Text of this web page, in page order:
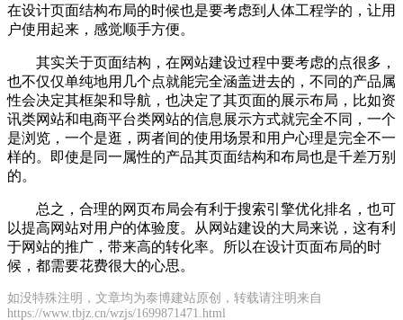
在设计页面结构布局的时候也是要考虑到人体工程学的，让用
户使用起来，感觉顺手方便。
其实关于页面结构，在网站建设过程中要考虑的点很多，
也不仅仅单纯地用几个点就能完全涵盖进去的，不同的产品属
性会决定其框架和导航，也决定了其页面的展示布局，比如资
讯类网站和电商平台类网站的信息展示方式就完全不同，一个
是浏览，一个是逛，两者间的使用场景和用户心理是完全不一
样的。即使是同一属性的产品其页面结构和布局也是千差万别
的。
总之，合理的网页布局会有利于搜索引擎优化排名，也可
以提高网站对用户的体验度。从网站建设的大局来说，这有利
于网站的推广，带来高的转化率。所以在设计页面布局的时
候，都需要花费很大的心思。
如没特殊注明，文章均为泰博建站原创，转载请注明来自
https://www.tbjz.cn/wzjs/1699871471.html